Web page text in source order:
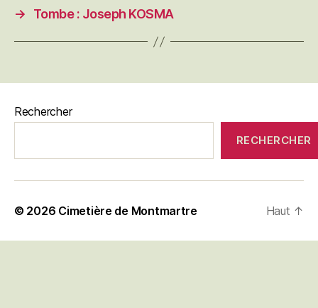
→
Tombe : Joseph KOSMA
Rechercher
RECHERCHER
© 2026 Cimetière de Montmartre Haut ↑